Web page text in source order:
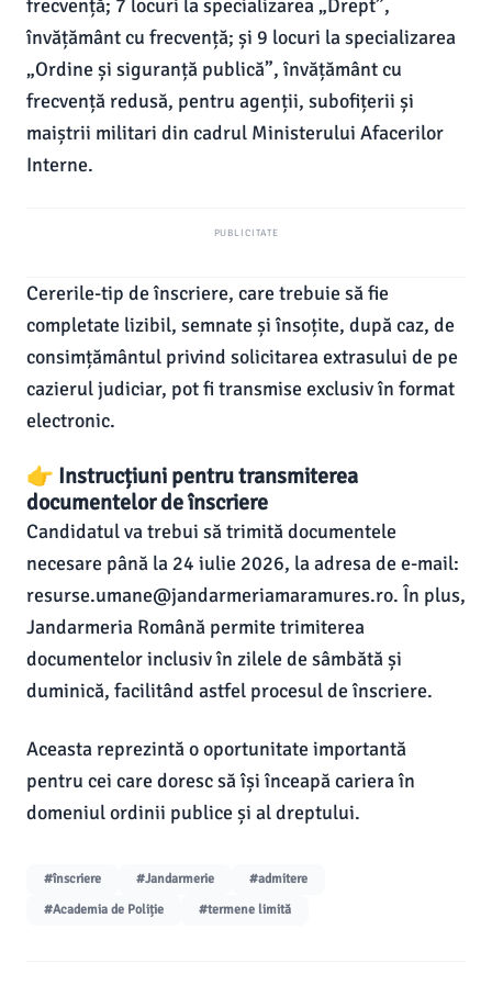
frecvență; 7 locuri la specializarea „Drept”,
învățământ cu frecvență; și 9 locuri la specializarea
„Ordine și siguranță publică”, învățământ cu
frecvență redusă, pentru agenții, subofițerii și
maiștrii militari din cadrul Ministerului Afacerilor
Interne.
PUBLICITATE
Cererile-tip de înscriere, care trebuie să fie
completate lizibil, semnate și însoțite, după caz, de
consimțământul privind solicitarea extrasului de pe
cazierul judiciar, pot fi transmise exclusiv în format
electronic.
👉 Instrucțiuni pentru transmiterea
documentelor de înscriere
Candidatul va trebui să trimită documentele
necesare până la 24 iulie 2026, la adresa de e-mail:
resurse.umane@jandarmeriamaramures.ro. În plus,
Jandarmeria Română permite trimiterea
documentelor inclusiv în zilele de sâmbătă și
duminică, facilitând astfel procesul de înscriere.
Aceasta reprezintă o oportunitate importantă
pentru cei care doresc să își înceapă cariera în
domeniul ordinii publice și al dreptului.
#înscriere #Jandarmerie
#admitere
#Academia de Poliție
#termene limită